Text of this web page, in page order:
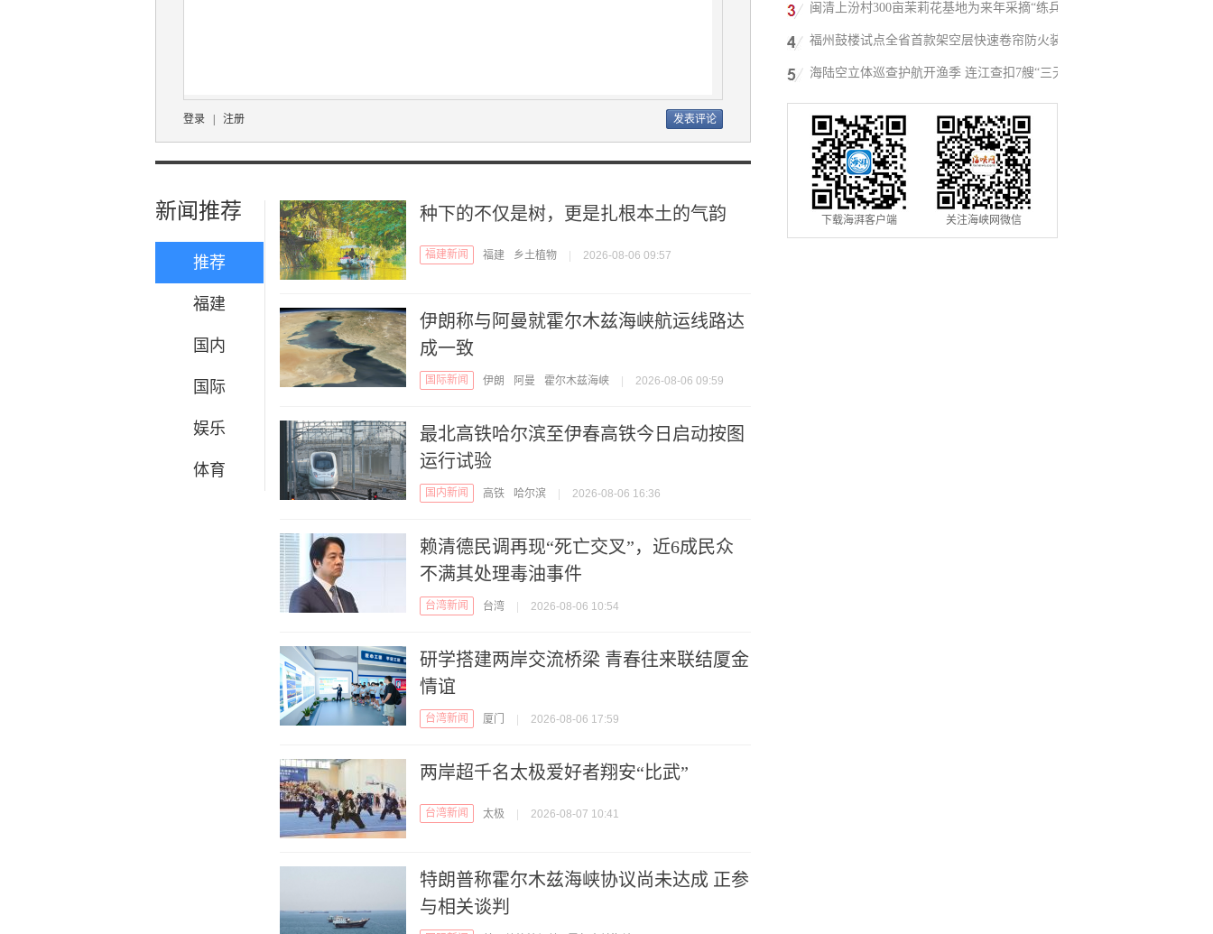
登录 注册
新闻推荐
推荐
福建
国内
国际
娱乐
体育
种下的不仅是树，更是扎根本土的气韵
福建新闻 福建 乡土植物 2026-08-06 09:57
伊朗称与阿曼就霍尔木兹海峡航运线路达
成一致
国际新闻 伊朗 阿曼 霍尔木兹海峡 2026-08-06 09:59
最北高铁哈尔滨至伊春高铁今日启动按图
运行试验
国内新闻 高铁 哈尔滨 2026-08-06 16:36
赖清德民调再现“死亡交叉”，近6成民众
不满其处理毒油事件
台湾新闻 台湾 2026-08-06 10:54
研学搭建两岸交流桥梁 青春往来联结厦金
情谊
台湾新闻 厦门 2026-08-06 17:59
两岸超千名太极爱好者翔安“比武”
台湾新闻 太极 2026-08-07 10:41
特朗普称霍尔木兹海峡协议尚未达成 正参
与相关谈判
闽清上汾村300亩茉莉花基地为来年采摘“练兵”
福州鼓楼试点全省首款架空层快速卷帘防火装
置
海陆空立体巡查护航开渔季 连江查扣7艘“三无”
船舶
下载海湃客户端 关注海峡网微信